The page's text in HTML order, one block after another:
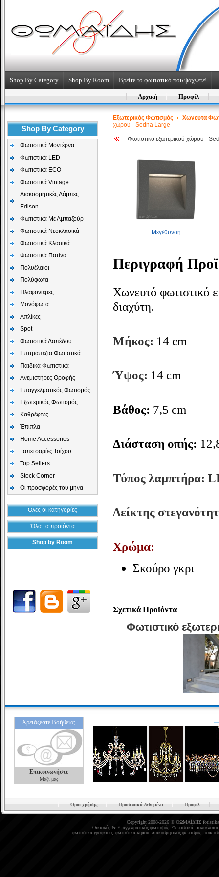
Shop By Category Shop By Room Βρείτε το φωτιστικό που ψάχνετε!
Αρχική Προφίλ
Shop By Category
Φωτιστικά Μοντέρνα
Φωτιστικά LED
Φωτιστικά ECO
Φωτιστικά Vintage
Διακοσμητικές Λάμπες
Edison
Φωτιστικά Με Αμπαζούρ
Φωτιστικά Νεοκλασικά
Φωτιστικά Κλασικά
Φωτιστικά Πατίνα
Πολυέλαιοι
Πολύφωτα
Πλαφονιέρες
Μονόφωτα
Απλίκες
Spot
Φωτιστικά Δαπέδου
Επιτραπέζια Φωτιστικά
Παιδικά Φωτιστικά
Aνεμιστήρες Οροφής
Επαγγελματικός Φωτισμός
Εξωτερικός Φωτισμός
Καθρέφτες
Έπιπλα
Home Accessories
Ταπετσαρίες Τοίχου
Top Sellers
Stock Corner
Οι προσφορές του μήνα
Όλες οι κατηγορίες
Όλα τα προϊόντα
Shop by Room
Εξωτερικός Φωτισμός
Χωνευτά
χώρου - Sedna Large
Φωτιστικό εξωτερικού χώρου -
Μεγέθυνση
Περιγραφή
Χωνευτό φωτιστικό
διαχύτη.
Μήκος: 14 cm
Ύψος: 14 cm
Βάθος: 7,5 cm
Διάσταση οπής:
Τύπος λαμπτήρα:
Δείκτης
Χρώμα:
Σκούρο γκρι
Σχετικά Προϊόντα
Φωτιστικό
Χρειάζεστε Βοήθεια;
Επικοινωνήστε
Μαζί μας
Όροι χρήσης Προσωπικά δεδομένα Προφίλ
Copyright 2008-2026 © ΘΩΜΑΪΔΗΣ
Οικιακός& Επαγγελματικός φωτισμός. Φωτιστικά, πολυέλαιοι
φωτιστικά γραφείου, φωτιστικά κήπου, διακοσμητικός φωτισμός,